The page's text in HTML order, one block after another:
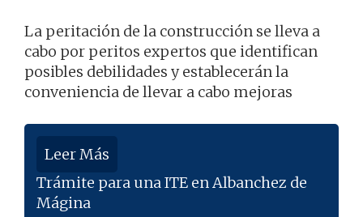
La peritación de la construcción se lleva a
cabo por peritos expertos que identifican
posibles debilidades y establecerán la
conveniencia de llevar a cabo mejoras
Leer Más
Trámite para una ITE en Albanchez de
Mágina